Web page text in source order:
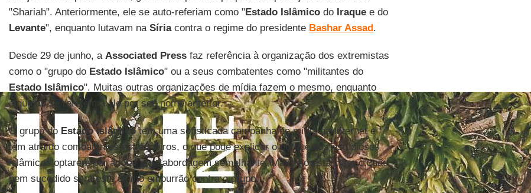
"Shariah". Anteriormente, ele se auto-referiam como "Estado Islâmicodo Iraquee do
Levante", enquanto lutavam na Síriacontra o regime do presidente Bashar Assad.
Desde 29 de junho, a Associated Pressfaz referência à organização dos extremistas
como o "grupo do Estado Islâmico" ou a seus combatentes como "militantes do
Estado Islâmico". Muitas outras organizações de mídia fazem o mesmo, enquanto
algumas se referem a ele por seu nome anterior.
O grupo do Estado Islâmicotem uma sofisticada campanha de mídia na Internet e
tem atraído combatentes estrangeiros, o que pode explicar o porquê dos estudiosos
islâmicos optarem por adotar uma abordagem semelhante. Mas não está claro o quão
bem sucedido será este último empurrão contra o grupo.